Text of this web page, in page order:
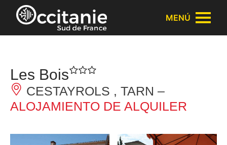
Panel de gestión de cookies
MENÚ
Les Bois
CESTAYROLS , TARN –
ALOJAMIENTO DE ALQUILER